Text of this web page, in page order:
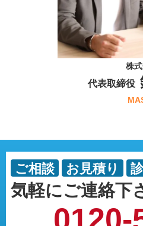
株
代表取締役
ご相談 お見積り
気軽にご連絡下